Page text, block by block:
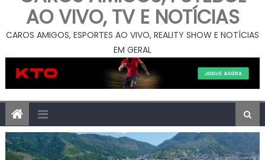
AO VIVO, TV E NOTÍCIAS
CAROS AMIGOS, ESPORTES AO VIVO, REALITY SHOW E NOTÍCIAS
EM GERAL